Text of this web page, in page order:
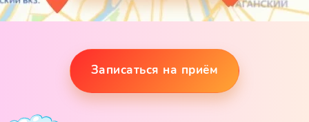
Записаться на приём